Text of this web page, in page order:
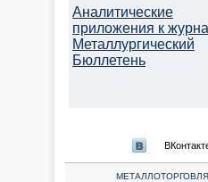
Аналитические
приложения к
Металлургический
Бюллетень
МЕТАЛЛОТОРГОВЛЯ